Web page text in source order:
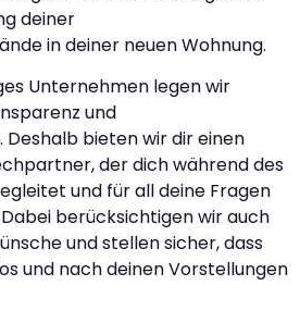
deiner
in deiner neuen Wohnung.
Unternehmen legen wir
und
Deshalb bieten wir dir einen
der dich während des
und für all deine Fragen
berücksichtigen wir auch
und stellen sicher, dass
und nach deinen Vorstellungen